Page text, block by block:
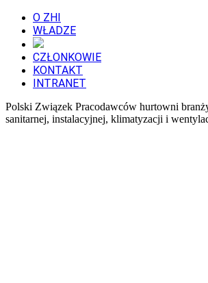
O ZHI
WŁADZE
CZŁONKOWIE
KONTAKT
INTRANET
Polski Związek Pracodawców hurtowni
sanitarnej, instalacyjnej, klimatyzacji i